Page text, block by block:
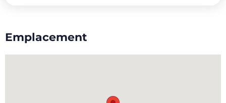
Emplacement